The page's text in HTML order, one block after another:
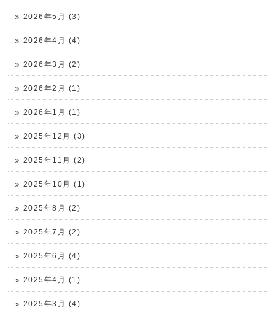
2026年5月 (3)
2026年4月 (4)
2026年3月 (2)
2026年2月 (1)
2026年1月 (1)
2025年12月 (3)
2025年11月 (2)
2025年10月 (1)
2025年8月 (2)
2025年7月 (2)
2025年6月 (4)
2025年4月 (1)
2025年3月 (4)